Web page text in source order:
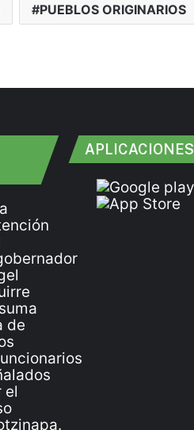
PUEBLOS ORIGINARIOS
APLICACIONES